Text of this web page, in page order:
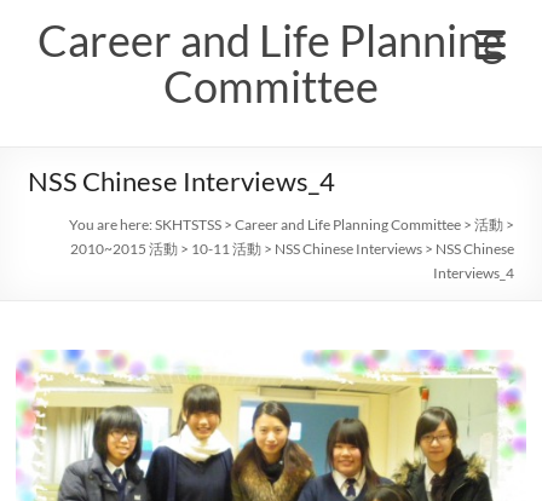
contentCareer and Life Planning
Committee
NSS Chinese Interviews_4
You are here:SKHTSTSS >Career and Life Planning Committee >活動 >
2010~2015 活動 > 10-11 活動 > NSS Chinese Interviews > NSS Chinese
Interviews_4